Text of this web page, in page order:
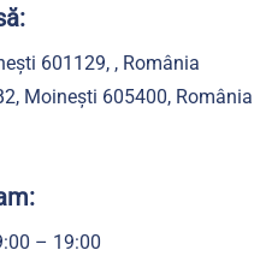
601129, , România
Moinești 605400, România
– 19:00